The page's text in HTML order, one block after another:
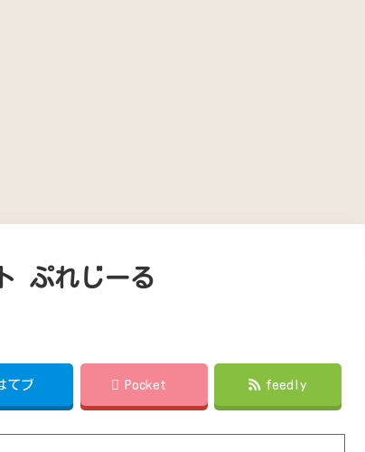
ぷれじーる
てブ Pocket feedly